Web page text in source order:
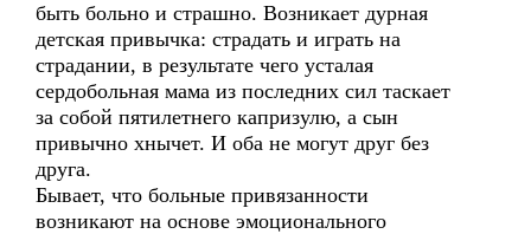
быть больно и страшно. Возникает дурная
детская привычка: страдать и играть на
страдании, в результате чего усталая
сердобольная мама из последних сил таскает
за собой пятилетнего капризулю, а сын
привычно хнычет. И оба не могут друг без
друга.
Бывает, что больные привязанности
возникают на основе эмоционального